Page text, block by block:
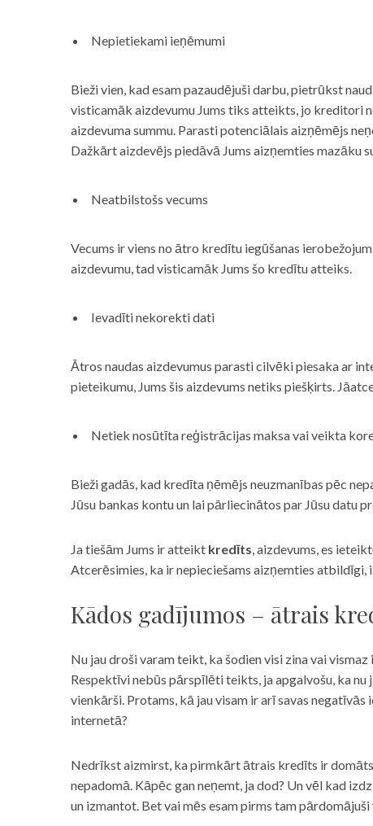
Nepietiekami ieņēmumi
Bieži vien, kad esam pazaudējuši darbu, pietrūkst
visticamāk aizdevumu Jums tiks atteikts, jo kreditori
aizdevuma summu. Parasti potenciālais aizņēmējs
Dažkārt aizdevējs piedāvā Jums aizņemties mazāku
Neatbilstošs vecums
Vecums ir viens no ātro kredītu iegūšanas
aizdevumu, tad visticamāk Jums šo kredītu atteiks.
Ievadīti nekorekti dati
Ātros naudas aizdevumus parasti cilvēki piesaka ar
pieteikumu, Jums šis aizdevums netiks piešķirts.
Netiek nosūtīta reģistrācijas maksa vai veikta
Bieži gadās, kad kredīta ņēmējs neuzmanības pēc
Jūsu bankas kontu un lai pārliecinātos par Jūsu datu
Ja tiešām Jums ir atteikt kredīts, aizdevums, es
Atcerēsimies, ka ir nepieciešams aizņemties
Kādos gadījumos – ātrais
Nu jau droši varam teikt, ka šodien visi zina vai
Respektīvi nebūs pārspīlēti teikts, ja apgalvošu, ka
vienkārši. Protams, kā jau visam ir arī savas
internetā?
Nedrīkst aizmirst, ka pirmkārt ātrais kredīts ir
nepadomā. Kāpēc gan neņemt, ja dod? Un vēl kad
un izmantot. Bet vai mēs esam pirms tam